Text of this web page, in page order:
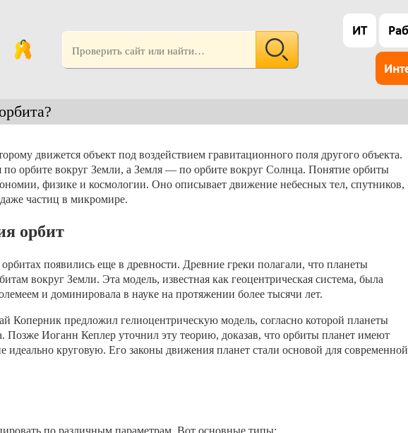
ИТ
движется объект под воздействием гравитационного поля другого объекта.
орбите вокруг Земли, а Земля — по орбите вокруг Солнца. Понятие орбиты
физике и космологии. Оно описывает движение небесных тел, спутников,
частиц в микромире.
орбит
появились еще в древности. Древние греки полагали, что планеты
вокруг Земли. Эта модель, известная как геоцентрическая система, была
и доминировала в науке на протяжении более тысячи лет.
Коперник предложил гелиоцентрическую модель, согласно которой планеты
Позже Иоганн Кеплер уточнил эту теорию, доказав, что орбиты планет имеют
идеально круговую. Его законы движения планет стали основой для современной